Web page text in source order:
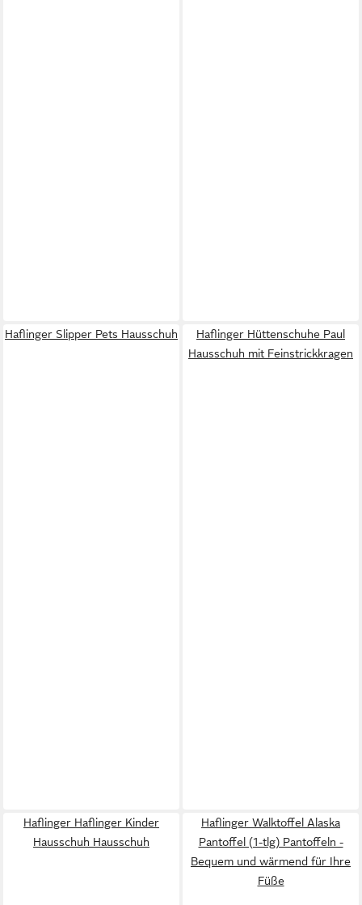
Haflinger Slipper Pets Hausschuh
Haflinger Hüttenschuhe Paul
Hausschuh mit Feinstrickkragen
Haflinger Haflinger Kinder
Hausschuh Hausschuh
Haflinger Walktoffel Alaska
Pantoffel (1-tlg) Pantoffeln -
Bequem und wärmend für Ihre
Füße